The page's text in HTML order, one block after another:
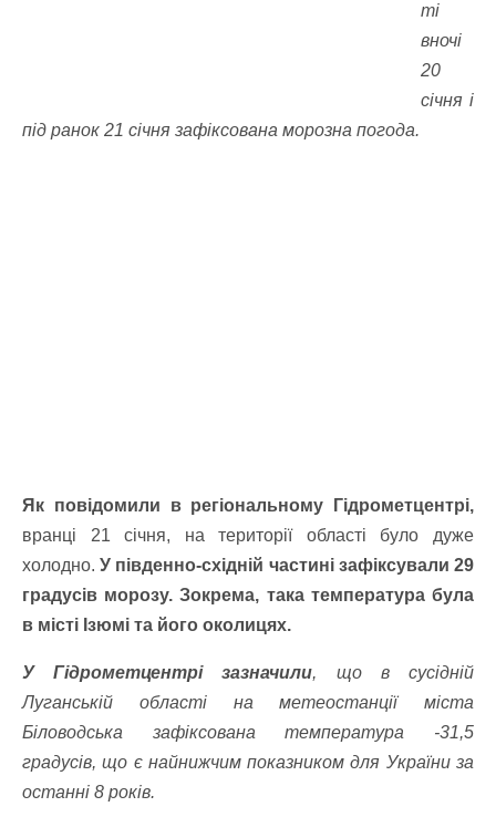
ті
вночі
20
січня і
під ранок 21 січня зафіксована морозна погода.
Як повідомили в регіональному Гідрометцентрі,
вранці 21 січня, на території області було дуже
холодно. У південно-східній частині зафіксували 29
градусів морозу. Зокрема, така температура була
в місті Ізюмі та його околицях.
У Гідрометцентрі зазначили, що в сусідній
Луганській області на метеостанції міста
Біловодська зафіксована температура -31,5
градусів, що є найнижчим показником для України за
останні 8 років.